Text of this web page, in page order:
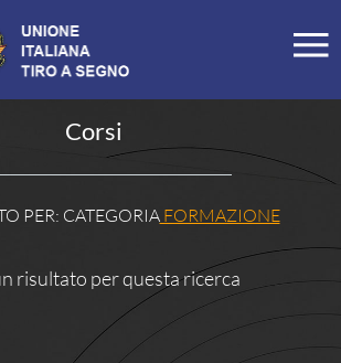
LA FEDERAZIONE
Profilo
Comitati Regionali
Manifesto
Commissioni
SEZIONI TSN
Corsi
PER: CATEGORIAFORMAZIONE
risultato per questa ricerca